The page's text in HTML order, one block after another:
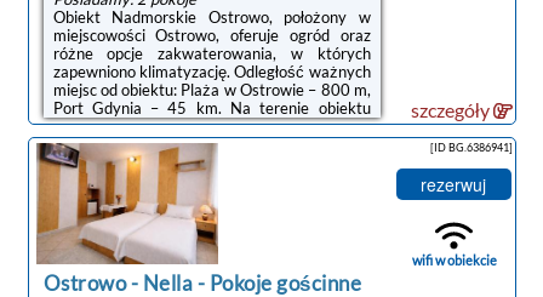
Obiekt Nadmorskie Ostrowo, położony w
miejscowości Ostrowo, oferuje ogród oraz
różne opcje zakwaterowania, w których
zapewniono klimatyzację. Odległość ważnych
miejsc od obiektu: Plaża w Ostrowie – 800 m,
Port Gdynia – 45 km. Na terenie obiektu
znajduje się prywatny parking.Każda opcja
zakwaterowania ma taras i wyposażona jest
w telewizor z płaskim ekranem oraz pralkę.
We wszystkich opcjach znajduje się kuchnia z
pełnym wyposażeniem, w tym lodówką, jak
również część wypoczynkowa z rozkładaną
sofą oraz współdzielona łazienka z wanną lub
prysznicem. Wyposażenie ...
szczegóły
Ostrowo- Nella - Pokoje gościnne
[ID BG.6386941]
rezerwuj
wifi w obiekcie